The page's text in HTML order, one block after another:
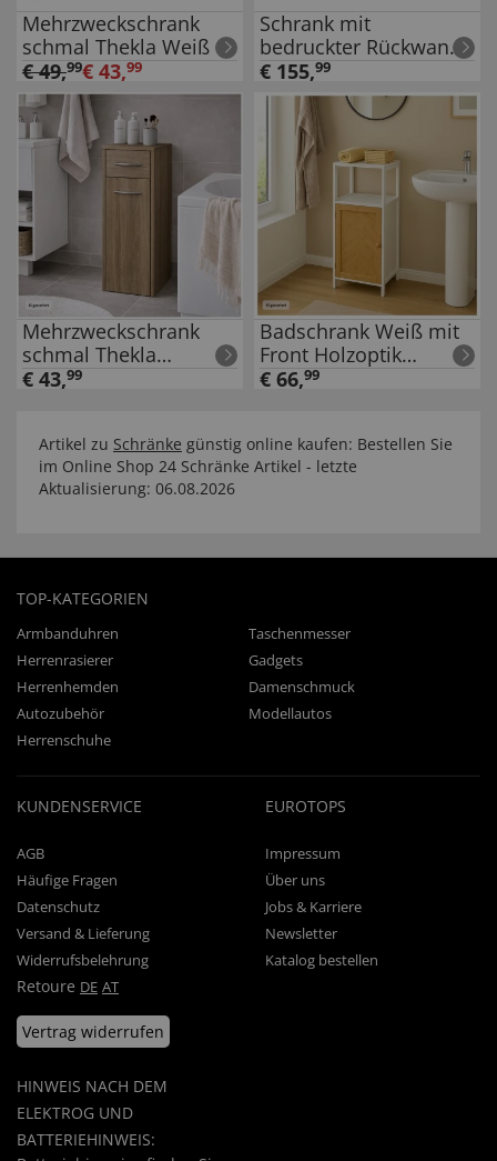
Mehrzweckschrank
schmal Thekla Weiß
€49,99€ 43,99
Schrank mit
bedruckter Rückwand
Palmen
€ 155,99
Mehrzweckschrank
schmal Thekla
Sonoma
€ 43,99
Badschrank Weiß mit
Front Holzoptik
Fischgrätmuster
€ 66,99
Artikel zu Schränke günstig online kaufen: Bestellen Sie
im Online Shop 24 Schränke Artikel - letzte
Aktualisierung: 06.08.2026
TOP-KATEGORIEN
Armbanduhren
Taschenmesser
Herrenrasierer
Gadgets
Herrenhemden
Damenschmuck
Autozubehör
Modellautos
Herrenschuhe
KUNDENSERVICE
AGB
Häufige Fragen
Datenschutz
Versand & Lieferung
Widerrufsbelehrung
Retoure DE AT
Vertrag widerrufen
HINWEIS NACH DEM
ELEKTROG UND
BATTERIEHINWEIS:
EUROTOPS
Impressum
Über uns
Jobs & Karriere
Newsletter
Katalog bestellen